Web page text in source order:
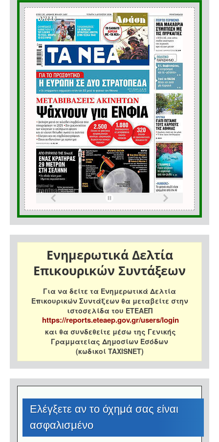
Ενημερωτικά Δελτία
Επικουρικών Συντάξεων
Για να δείτε τα Ενημερωτικά Δελτία
Επικουρικών Συντάξεων θα μεταβείτε στην
ιστοσελίδα του ΕΤΕΑΕΠ
https://reports.eteaep.gov.gr/users/login
και θα συνδεθείτε μέσω της Γενικής
Γραμματείας Δημοσίων Εσόδων
(κωδικοί TAXISNET)
Eλέγξετε αν το όχημά σας είναι
ασφαλισμένο